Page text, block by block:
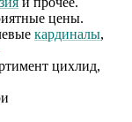
цены.
кардиналы,
цихлид,